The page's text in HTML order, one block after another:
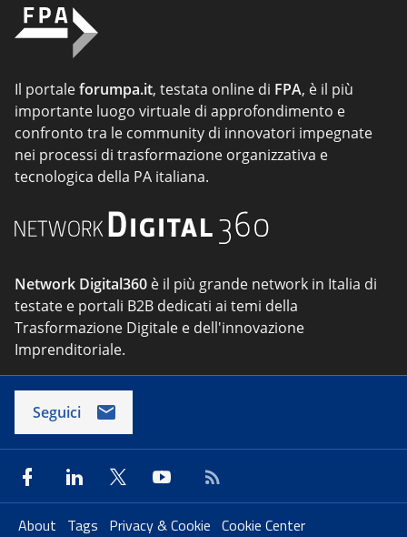
Il portaleforumpa.it, testata online di FPA, è il più
importante luogo virtuale di approfondimento e
confronto tra le community di innovatori impegnate
nei processi di trasformazione organizzativa e
tecnologica della PA italiana.
Network Digital360 è il più grande network in Italia di
testate e portali B2B dedicati ai temi della
Trasformazione Digitale e dell'innovazione
Imprenditoriale.
Seguici
About Tags Privacy & Cookie Cookie Center